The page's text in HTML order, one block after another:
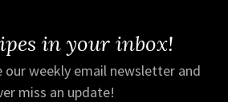
in your inbox!
our weekly email newsletter and
miss an update!